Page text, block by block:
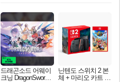
최대 90% 할인가를 만나보세요!
네이버혜택과 함께 만나보세요!
50%할인&추가 적립까지!
이니&베니 혜택까지!
네이버 혜택가와 함께 예약하세요!
할인&네이버혜택으로 만나보세요!
네이버페이 혜택과 만나보세요!
40주년 프로모션으로 만나보세요!
할인가에 만나보세요!
일부 에디션 상시 할인!
혜택으로 예약 판매 중
편안하게 충전하세요
드래곤소드 어웨이
크닝 DragonSword A
닌텐도 스위치 2 본
체 + 마리오 카트 월